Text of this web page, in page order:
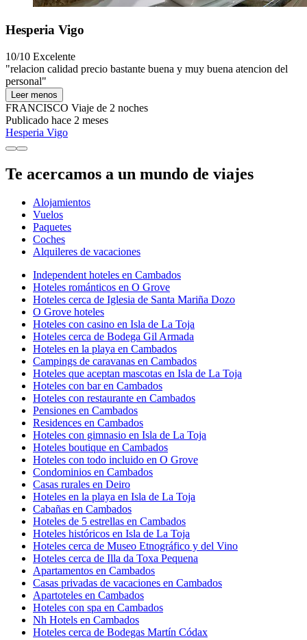
Hesperia Vigo
10/10 Excelente
"relacion calidad precio bastante buena y muy buena atencion del
personal"
Leer menos
FRANCISCO Viaje de 2 noches
Publicado hace 2 meses
Hesperia Vigo
Te acercamos a un mundo de viajes
Alojamientos
Vuelos
Paquetes
Coches
Alquileres de vacaciones
Independent hoteles en Cambados
Hoteles románticos en O Grove
Hoteles cerca de Iglesia de Santa Mariña Dozo
O Grove hoteles
Hoteles con casino en Isla de La Toja
Hoteles cerca de Bodega Gil Armada
Hoteles en la playa en Cambados
Campings de caravanas en Cambados
Hoteles que aceptan mascotas en Isla de La Toja
Hoteles con bar en Cambados
Hoteles con restaurante en Cambados
Pensiones en Cambados
Residences en Cambados
Hoteles con gimnasio en Isla de La Toja
Hoteles boutique en Cambados
Hoteles con todo incluido en O Grove
Condominios en Cambados
Casas rurales en Deiro
Hoteles en la playa en Isla de La Toja
Cabañas en Cambados
Hoteles de 5 estrellas en Cambados
Hoteles históricos en Isla de La Toja
Hoteles cerca de Museo Etnográfico y del Vino
Hoteles cerca de Illa da Toxa Pequena
Apartamentos en Cambados
Casas privadas de vacaciones en Cambados
Apartoteles en Cambados
Hoteles con spa en Cambados
Nh Hotels en Cambados
Hoteles cerca de Bodegas Martín Códax